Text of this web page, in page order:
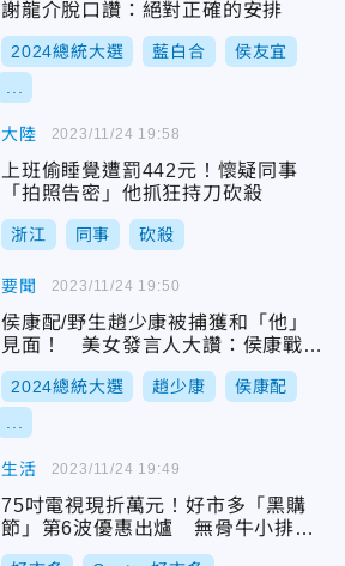
謝龍介脫口讚：絕對正確的安排
2024總統大選 藍白合 侯友宜
大陸
上班偷睡覺遭罰442元！懷疑同事
「拍照告密」他抓狂持刀砍殺
浙江 同事 砍殺
2023/11/24 19:58
要聞
侯康配/野生趙少康被捕獲和「他」
見面！ 美女發言人大讚：侯康戰情
室上線啦
2024總統大選 趙少康 侯康配
2023/11/24 19:50
生活
75吋電視現折萬元！好市多「黑購
節」第6波優惠出爐 無骨牛小排超
殺優惠只有1天
2023/11/24 19:49